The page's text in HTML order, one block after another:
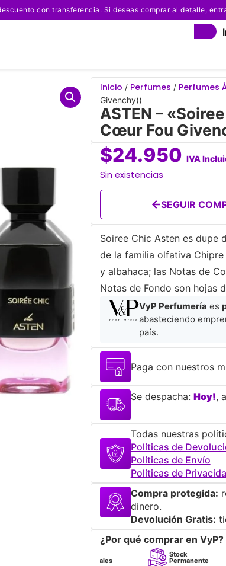
con transferencia. Si deseas comprar al detalle,
Inicio / Perfumes / Perfumes
Givenchy))
ASTEN –
Cœur Fou
$24.950 IVA
Sin existencias
SEGUIR
Soiree Chic Asten es dupe
de la familia olfativa Chipre
y albahaca; las Notas de
Notas de Fondo son hojas
VyP Perfumería es
abasteciendo
país.
Paga con nuestros
Se despacha: Hoy!,
Todas nuestras
Políticas de
Políticas de Envío
Políticas de
Compra protegida:
dinero.
Devolución Gratis:
¿Por qué comprar en VyP?
Stock
Permanente